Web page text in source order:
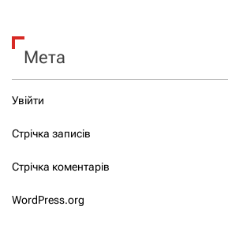
Мета
Увійти
Стрічка записів
Стрічка коментарів
WordPress.org